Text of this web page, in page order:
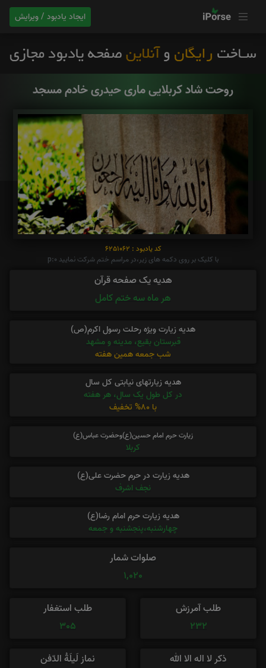
ایجاد یادبود / ویرایش
روحت شاد کربلایی ماری حیدری خادم مسجد
کد یادبود : 6251062
با کلیک بر روی دکمه های زیر،در مراسم ختم شرکت نمایید p:0
هدیه یک صفحه قرآن
هر ماه سه ختم کامل
هدیه زیارت ویژه رحلت رسول اکرم(ص)
قبرستان بقیع، مدینه و مشهد
شب جمعه همین هفته
هدیه زیارتهای نیابتی کل سال
در کل طول یک سال، هر هفته
با 80% تخفیف
زیارت حرم امام حسین(ع)وحضرت عباس(ع)
کربلا
هدیه زیارت در حرم حضرت علی(ع)
نجف اشرف
هدیه زیارت حرم امام رضا(ع)
چهارشنبه،پنجشنبه و جمعه
صلوات شمار
1,020
طلب آمرزش
232
طلب استغفار
305
ذکر لا اله الا الله
نماز لَیلَةُ الدّفن